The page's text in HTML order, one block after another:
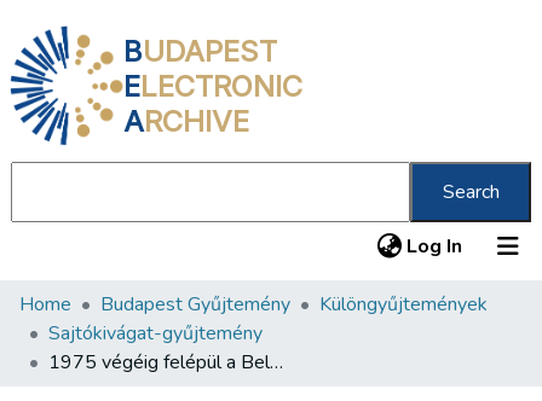
BUDAPEST
ELECTRONIC
ARCHIVE
Search
Log In (current)
Communities & Collections
All of DSpace
Home Budapest Gyűjtemény
Különgyűjtemények
Sajtókivágat-gyűjtemény
1975 végéig felépül a Belváros új telefonközpontja